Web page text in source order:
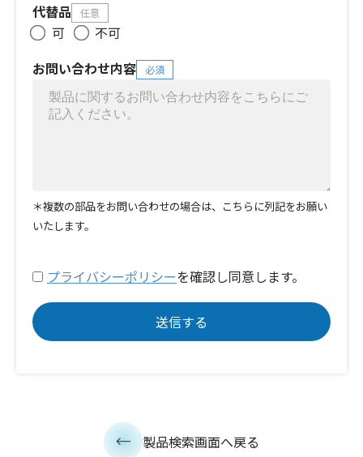
代替品 任意
可
不可
お問い合わせ内容
必須
＊複数の部品をお問い合わせの場合は、こちらに列記をお願い
いたします。
プライバシーポリシーを確認し同意します。
製品検索画面へ戻る